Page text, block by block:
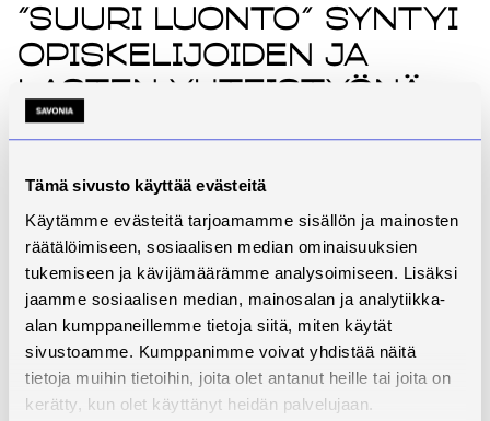
Tämä sivusto käyttää evästeitä
Käytämme evästeitä tarjoamamme sisällön ja mainosten
räätälöimiseen, sosiaalisen median ominaisuuksien
tukemiseen ja kävijämäärämme analysoimiseen. Lisäksi
jaamme sosiaalisen median, mainosalan ja analytiikka-
alan kumppaneillemme tietoja siitä, miten käytät
sivustoamme. Kumppanimme voivat yhdistää näitä
tietoja muihin tietoihin, joita olet antanut heille tai joita on
kerätty, kun olet käyttänyt heidän palvelujaan.
”Suuri luonto” syntyi
opiskelijoiden ja
lasten yhteistyönä
Päiväkotiryhmien ikkunoista avautui näkymä
betonisiin tukimuureihin. Alkuidea syntyi henkilöstön
toiveesta muuttaa maisema visuaalisesti
miellyttävämmäksi heille kaikille. Savonian
palvelumuotoilun opiskelijat ottivat työn vastaan
osana työelämälähtöistä oppimista, jossa harjoiteltiin
mm. fasilitointi- ja yhteissuunnittelutaitoja.
Koska Alavan päiväkodin tiloissa ja toiminnoissa luonto